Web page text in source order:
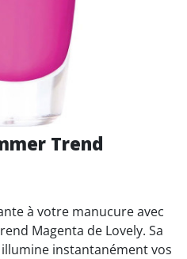
Trend
à votre manucure avec
Magenta de Lovely. Sa
illumine instantanément vos